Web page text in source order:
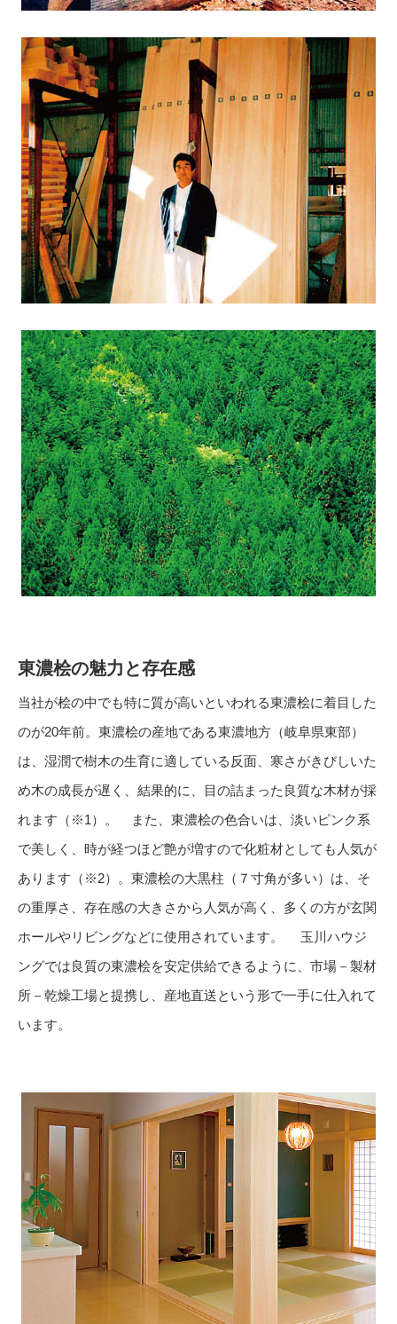
東濃桧の魅力と存在感
当社が桧の中でも特に質が高いといわれる東濃桧に着目した
のが20年前。東濃桧の産地である東濃地方（岐阜県東部）
は、湿潤で樹木の生育に適している反面、寒さがきびしいた
め木の成長が遅く、結果的に、目の詰まった良質な木材が採
れます（※1）。 また、東濃桧の色合いは、淡いピンク系
で美しく、時が経つほど艶が増すので化粧材としても人気が
あります（※2）。東濃桧の大黒柱（７寸角が多い）は、そ
の重厚さ、存在感の大きさから人気が高く、多くの方が玄関
ホールやリビングなどに使用されています。 玉川ハウジ
ングでは良質の東濃桧を安定供給できるように、市場－製材
所－乾燥工場と提携し、産地直送という形で一手に仕入れて
います。